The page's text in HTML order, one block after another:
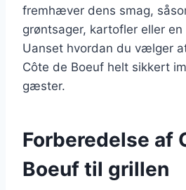
fremhæver dens smag,
grøntsager, kartofler eller
Uanset hvordan du vælger
Côte de Boeuf helt sikkert
gæster.
Forberedelse af
Boeuf til grillen